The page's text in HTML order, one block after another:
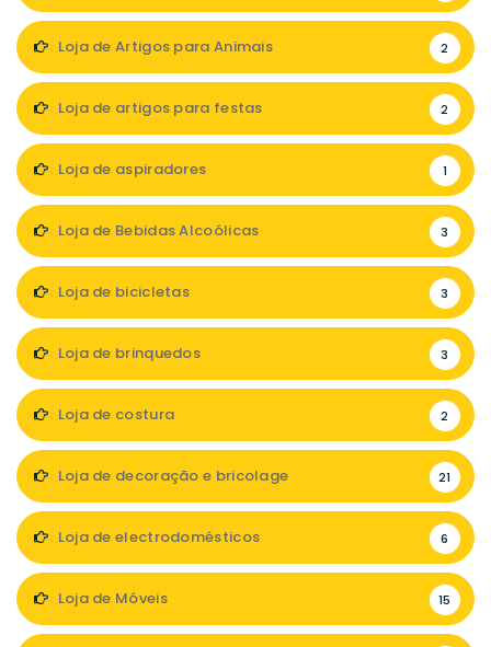
Loja de Artigos para Animais 2
Loja de artigos para festas 2
Loja de aspiradores 1
Loja de Bebidas Alcoólicas 3
Loja de bicicletas 3
Loja de brinquedos 3
Loja de costura 2
Loja de decoração e bricolage 21
Loja de electrodomésticos 6
Loja de Móveis 15